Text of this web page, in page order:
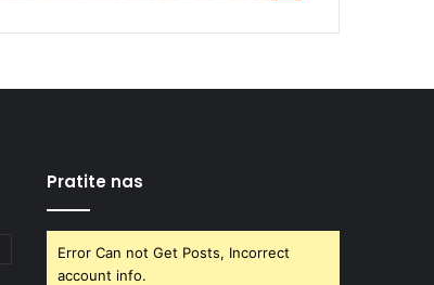
Pratite nas
Error Can not Get Posts, Incorrect
account info.